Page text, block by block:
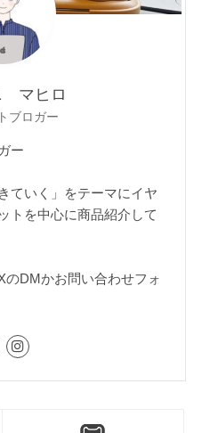
マヒロ
ブロガー
ー
ていく」をテーマにイヤ
トを中心に商品紹介して
のDMかお問い合わせフォ